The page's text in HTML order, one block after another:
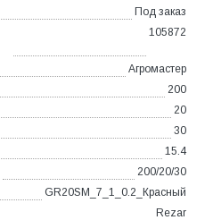
Под заказ
105872
Агромастер
200
20
30
15.4
200/20/30
GR20SM_7_1_0.2_Красный
Rezar